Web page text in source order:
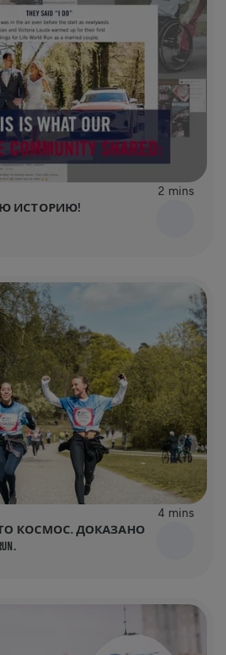
2 mins
ИСТОРИЮ!
4 mins
КОСМОС. ДОКАЗАНО